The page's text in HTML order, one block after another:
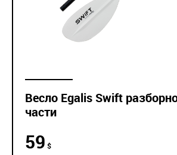
Весло Egalis Swift
части
59 $